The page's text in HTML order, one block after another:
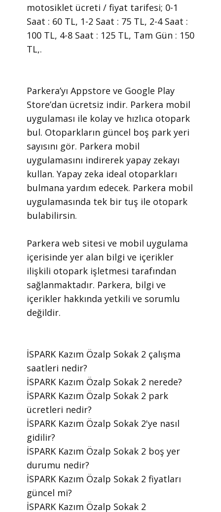
motosiklet ücreti / fiyat tarifesi; 0-1
Saat : 60 TL, 1-2 Saat : 75 TL, 2-4 Saat :
100 TL, 4-8 Saat : 125 TL, Tam Gün : 150
TL,.
​Parkera’yı Appstore ve Google Play
Store’dan ücretsiz indir. Parkera mobil
uygulaması ile kolay ve hızlıca otopark
bul. Otoparkların güncel boş park yeri
sayısını gör. Parkera mobil
uygulamasını indirerek yapay zekayı
kullan. Yapay zeka ideal otoparkları
bulmana yardım edecek. Parkera mobil
uygulamasında tek bir tuş ile otopark
bulabilirsin.
​Parkera web sitesi ve mobil uygulama
içerisinde yer alan bilgi ve içerikler
ilişkili otopark işletmesi tarafından
sağlanmaktadır. Parkera, bilgi ve
içerikler hakkında yetkili ve sorumlu
değildir.
​İSPARK Kazım Özalp Sokak 2 çalışma
saatleri nedir?
​İSPARK Kazım Özalp Sokak 2 nerede?
​İSPARK Kazım Özalp Sokak 2 park
ücretleri nedir?
​İSPARK Kazım Özalp Sokak 2'ye nasıl
gidilir?
​İSPARK Kazım Özalp Sokak 2 boş yer
durumu nedir?
​İSPARK Kazım Özalp Sokak 2 fiyatları
güncel mi?
​İSPARK Kazım Özalp Sokak 2